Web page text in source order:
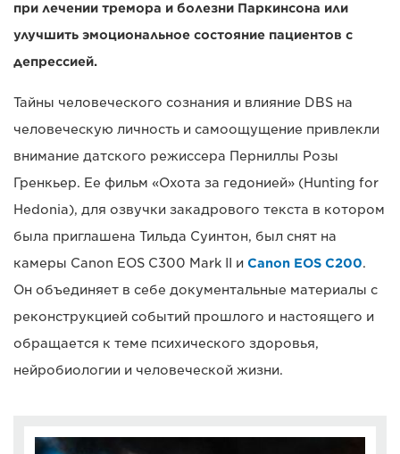
при лечении тремора и болезни Паркинсона или
улучшить эмоциональное состояние пациентов с
депрессией.
Тайны человеческого сознания и влияние DBS на
человеческую личность и самоощущение привлекли
внимание датского режиссера Перниллы Розы
Гренкьер. Ее фильм «Охота за гедонией» (Hunting for
Hedonia), для озвучки закадрового текста в котором
была приглашена Тильда Суинтон, был снят на
камеры Canon EOS C300 Mark II и Canon EOS C200.
Он объединяет в себе документальные материалы с
реконструкцией событий прошлого и настоящего и
обращается к теме психического здоровья,
нейробиологии и человеческой жизни.